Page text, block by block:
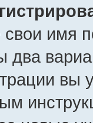
имя
два
вы